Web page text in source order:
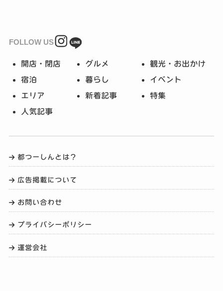
FOLLOW US
開店・閉店 グルメ 観光・お出かけ
宿泊 暮らし イベント
エリア 新着記事 特集
人気記事
都つーしんとは？
広告掲載について
お問い合わせ
プライバシーポリシー
運営会社